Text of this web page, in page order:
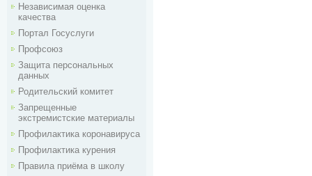
Независимая оценка
качества
Портал Госуслуги
Профсоюз
Защита персональных
данных
Родительский комитет
Запрещенные
экстремистские материалы
Профилактика коронавируса
Профилактика курения
Правила приёма в школу